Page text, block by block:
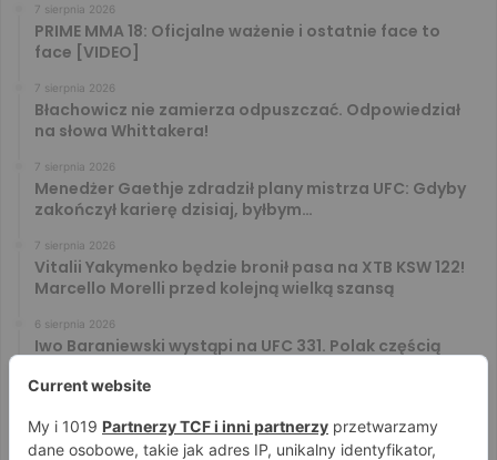
7 sierpnia 2026
PRIME MMA 18: Oficjalne ważenie i ostatnie face to
face [VIDEO]
7 sierpnia 2026
Błachowicz nie zamierza odpuszczać. Odpowiedział
na słowa Whittakera!
7 sierpnia 2026
Menedżer Gaethje zdradził plany mistrza UFC: Gdyby
zakończył karierę dzisiaj, byłbym…
7 sierpnia 2026
Vitalii Yakymenko będzie bronił pasa na XTB KSW 122!
Marcello Morelli przed kolejną wielką szansą
6 sierpnia 2026
Iwo Baraniewski wystąpi na UFC 331. Polak częścią
Don Kasjo poznał rywala na FAME 32. Bartosz Szachta
przeciwnikiem Króla